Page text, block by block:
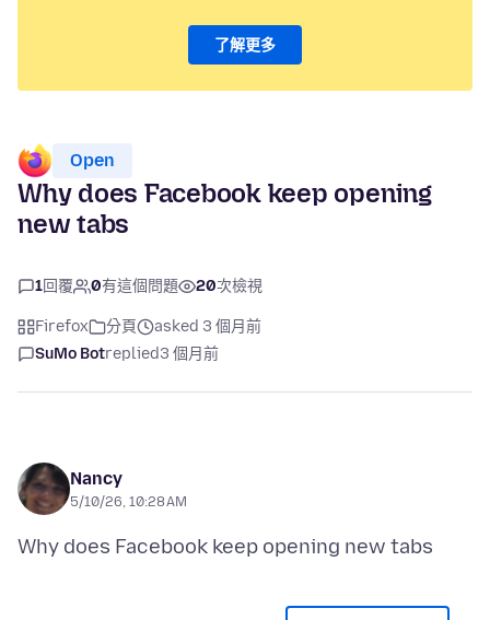
了解更多
Open
Why does Facebook keep opening
new tabs
1回覆 0有這個問題 20次檢視
Firefox 分頁
asked 3 個月前
SuMo Botreplied3 個月前
Nancy
5/10/26, 10:28 AM